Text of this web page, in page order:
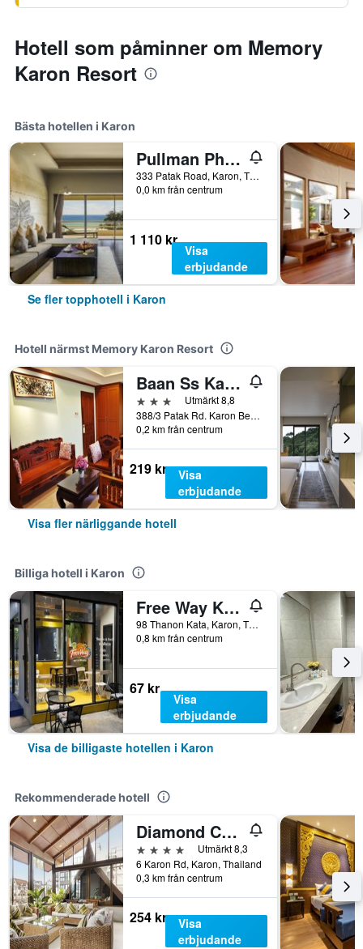
Hotell som påminner om Memory
Karon Resort
Bästa hotellen i Karon
Pullman Phuket Arcadia Karon Beach Resort
333 Patak Road, Karon, Thailand
0,0 km från centrum
1 110 kr
Visa
erbjudande
Se fler topphotell i Karon
Hotell närmst Memory Karon Resort
Baan Ss Karon
3 stjärnorUtmärkt 8,8
388/3 Patak Rd. Karon Beach, Karon, Thailand
0,2 km från centrum
219 kr
Visa
erbjudande
Visa fler närliggande hotell
Billiga hotell i Karon
Free Way Kata Beach Hostel
98 Thanon Kata, Karon, Thailand
0,8 km från centrum
67 kr
Visa
erbjudande
Visa de billigaste hotellen i Karon
Rekommenderade hotell
Diamond Cottage Resort & Spa
4 stjärnor
Utmärkt 8,3
6 Karon Rd, Karon, Thailand
0,3 km från centrum
254 kr
Visa
erbjudande